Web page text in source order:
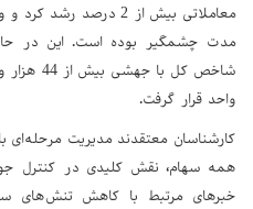
معاملاتی بیش از 2 درصد
مدت چشمگیر بوده است. این در
واحد قرار گرفت.
کارشناسان معتقدند مدیریت
همه سهام، نقش کلیدی در کنترل جو
خبرهای مرتبط با کاهش تنش‌های